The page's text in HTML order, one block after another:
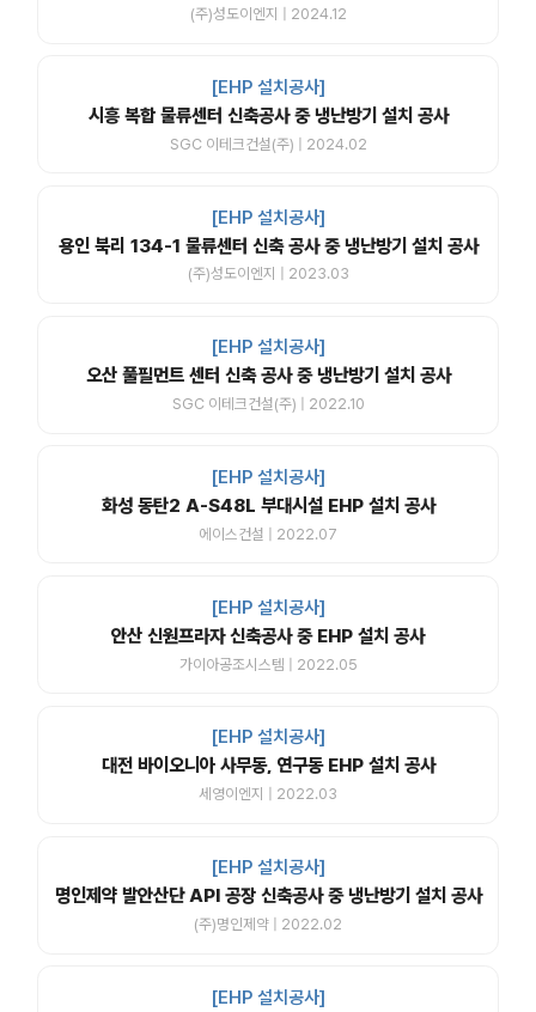
(주)성도이엔지 | 2024.12
[EHP 설치공사]
시흥 복합 물류센터 신축공사 중 냉난방기 설치 공사
SGC 이테크건설(주) | 2024.02
[EHP 설치공사]
용인 북리 134-1 물류센터 신축 공사 중 냉난방기 설치 공사
(주)성도이엔지 | 2023.03
[EHP 설치공사]
오산 풀필먼트 센터 신축 공사 중 냉난방기 설치 공사
SGC 이테크건설(주) | 2022.10
[EHP 설치공사]
화성 동탄2 A-S48L 부대시설 EHP 설치 공사
에이스건설 | 2022.07
[EHP 설치공사]
안산 신원프라자 신축공사 중 EHP 설치 공사
가이아공조시스템 | 2022.05
[EHP 설치공사]
대전 바이오니아 사무동, 연구동 EHP 설치 공사
세영이엔지 | 2022.03
[EHP 설치공사]
명인제약 발안산단 API 공장 신축공사 중 냉난방기 설치 공사
(주)명인제약 | 2022.02
[EHP 설치공사]